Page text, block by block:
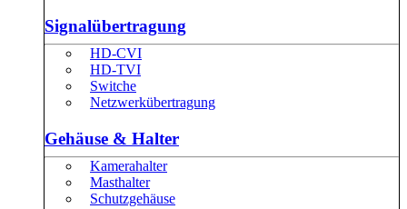
Signalübertragung
HD-CVI
HD-TVI
Switche
Netzwerkübertragung
Gehäuse & Halter
Kamerahalter
Masthalter
Schutzgehäuse